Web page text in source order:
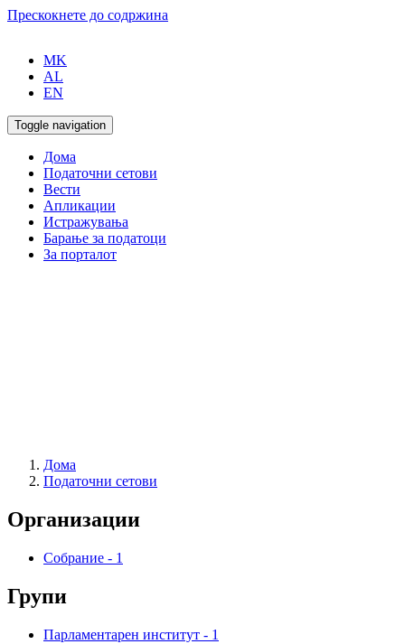
Прескокнете до содржина
MK
AL
EN
Toggle navigation
Дома
Податочни сетови
Вести
Апликации
Истражувања
Барање за податоци
За порталот
Дома
Податочни сетови
Организации
Собрание - 1
Групи
Парламентарен институт - 1